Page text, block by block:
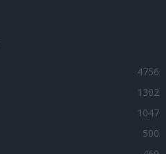
4756
1302
1047
500